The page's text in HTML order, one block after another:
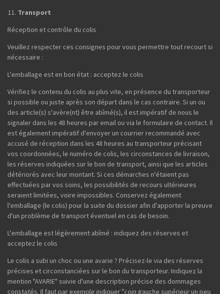
Transport
Réception et contrôle du colis
Veuillez respecter ces consignes pour vous permettre tout recourt si
nécessaire :
L'emballage est en bon état : acceptez le colis
Vérifiez le contenu du colis au plus vite, en présence du transporteur
si possible ou juste après son départ dans le cas contraire. Si un ou
des article(s) s'avère(nt) être abîmé(s), il est impératif de nous le
signaler dans les 48 heures par email ou via le formulaire de contact. Il
est également impératif d'envoyer un courrier recommandé avec
accusé de réception dans les 48 heures au transporteur précisant
vos coordonnées, le numéro de colis, les circonstances de livraison,
les réserves indiquées sur le bon de transport, ainsi que les articles
détériorés avec leur montant. Si ces démarches n'étaient pas
effectuées par vos soins, les possibilités de recours ultérieures
seraient limitées, voire impossibles. Conservez également
l'emballage (le colis) pour la suite du dossier afin d'apporter la preuve
d'un problème de transport éventuel en cas de besoin.
L'emballage est légèrement abîmé : indiquez des réserves et
acceptez le colis
Le colis a subi un choc ou une avarie ? Précisez-le via des réserves
précises et circonstanciées sur le bon du transporteur. Indiquez la
mention "AVARIE" suivie d'une description précise des dommages
constatés. Il faut par exemple indiquer "coin gauche supérieur un peu